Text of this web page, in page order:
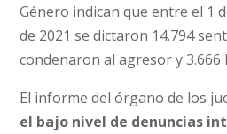
Género indican que entre el 1
de 2021 se dictaron 14.794
condenaron al agresor y 3.666
El informe del órgano de los
el bajo nivel de denuncias